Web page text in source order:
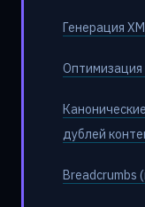
Генерация
дублей
Breadcrumbs